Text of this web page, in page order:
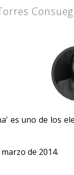
es uno de los
de 2014.